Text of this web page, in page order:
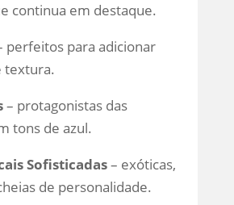
continua em destaque.
perfeitos para adicionar
textura.
– protagonistas das
tons de azul.
Sofisticadas– exóticas,
de personalidade.